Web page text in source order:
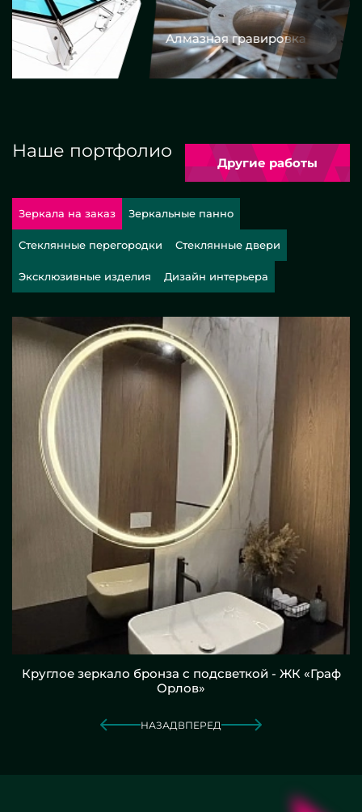
Алмазная гравировка
Наше портфолио
Другие работы
Зеркала на заказ Зеркальные панно
Стеклянные перегородки Стеклянные двери
Эксклюзивные изделия Дизайн интерьера
Круглое зеркало бронза с подсветкой - ЖК «Граф
Орлов»
НАЗАД ВПЕРЕД